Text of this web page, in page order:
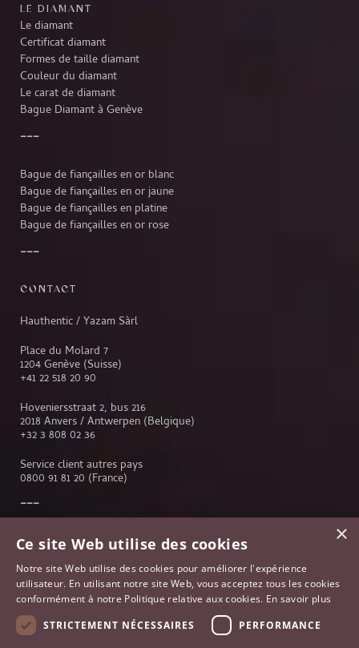
LE DIAMANT
Le diamant
Certificat diamant
Formes de taille diamant
Couleur du diamant
Le carat de diamant
Bague Diamant à Genève
Bague de fiançailles en or blanc
Bague de fiançailles en or jaune
Bague de fiançailles en platine
Bague de fiançailles en or rose
CONTACT
Hauthentic / Yazam Sàrl
Place du Molard 7
1204 Genève (Suisse)
+41 22 518 20 90
Hoveniersstraat 2, bus 216
2018 Anvers / Antwerpen (Belgique)
+32 3 808 02 36
Service client autres pays
0800 91 81 20 (France)
Service client
Lausanne
Anvers
Paris
×
Ce site Web utilise des cookies
Notre site Web utilise des cookies pour améliorer l'expérience
utilisateur. En utilisant notre site Web, vous acceptez tous les cookies
conformément à notre Politique relative aux cookies. En savoir plus
STRICTEMENT NÉCESSAIRES
PERFORMANCE